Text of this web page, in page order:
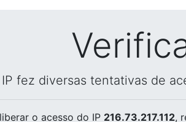
fez diversas tentativas de
o acesso do IP 216.73.217.112,